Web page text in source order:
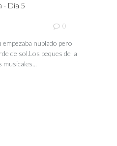
- Día 5
0
nublado pero
de sol.Los peques de la